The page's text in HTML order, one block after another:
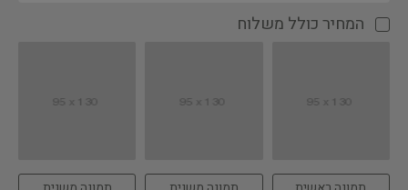
המחיר כולל משלוח